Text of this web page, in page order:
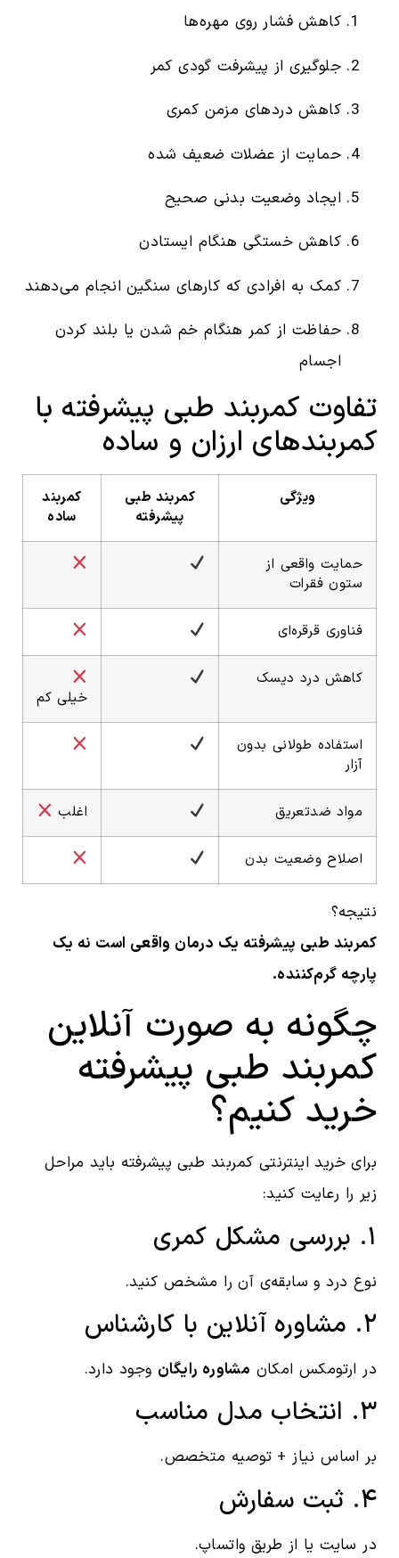
کاهش فشار روی مهره‌ها
جلوگیری از پیشرفت گودی کمر
کاهش دردهای مزمن کمری
حمایت از عضلات ضعیف شده
ایجاد وضعیت بدنی صحیح
کاهش خستگی هنگام ایستادن
کمک به افرادی که کارهای سنگین انجام می‌دهند
حفاظت از کمر هنگام خم شدن یا بلند کردن
اجسام
تفاوت کمربند طبی پیشرفته با
کمربندهای ارزان و ساده
ویژگی
کمربند طبی
پیشرفته
کمربند
ساده
حمایت واقعی از
ستون فقرات
فناوری قرقره‌ای
کاهش درد دیسک
خیلی کم
استفاده طولانی بدون
آزار
مواد ضدتعریق اغلب
اصلاح وضعیت بدن
نتیجه؟
کمربند طبی پیشرفته یک درمان واقعی است نه یک
پارچه گرم‌کننده.
چگونه به صورت آنلاین
کمربند طبی پیشرفته
خرید کنیم؟
برای خرید اینترنتی کمربند طبی پیشرفته باید مراحل
زیر را رعایت کنید:
۱. بررسی مشکل کمری
نوع درد و سابقه‌ی آن را مشخص کنید.
۲. مشاوره آنلاین با کارشناس
در ارتومکس امکان مشاوره رایگان وجود دارد.
۳. انتخاب مدل مناسب
بر اساس نیاز + توصیه متخصص.
۴. ثبت سفارش
در سایت یا از طریق واتساپ.